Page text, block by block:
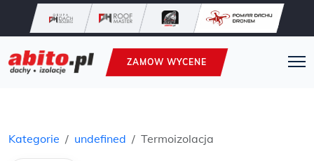
ZAMOW WYCENE
Kategorie undefined Termoizolacja